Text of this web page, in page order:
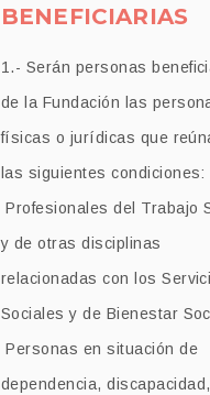
BENEFICIARIAS
1.- Serán personas
de la Fundación las
físicas o jurídicas que
las siguientes condiciones:
Profesionales del Trabajo
y de otras disciplinas
relacionadas con los
Sociales y de Bienestar
Personas en situación de
dependencia,